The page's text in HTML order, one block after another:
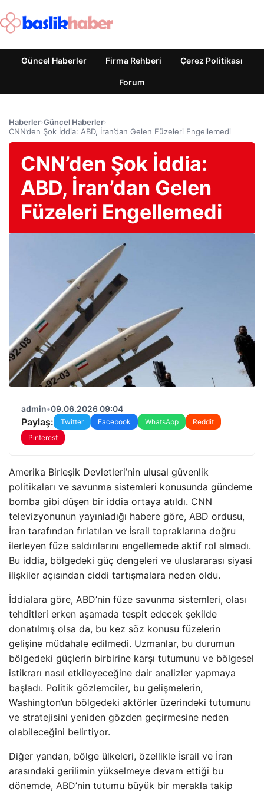
Güncel Haberler Firma Rehberi Çerez Politikası
Forum
Haberler›Güncel Haberler›
CNN’den Şok İddia: ABD, İran’dan Gelen Füzeleri Engellemedi
CNN’den Şok İddia:
ABD, İran’dan Gelen
Füzeleri Engellemedi
admin•09.06.2026 09:04
Paylaş: Twitter Facebook WhatsApp
Reddit
Pinterest
Amerika Birleşik Devletleri’nin ulusal güvenlik
politikaları ve savunma sistemleri konusunda gündeme
bomba gibi düşen bir iddia ortaya atıldı. CNN
televizyonunun yayınladığı habere göre, ABD ordusu,
İran tarafından fırlatılan ve İsrail topraklarına doğru
ilerleyen füze saldırılarını engellemede aktif rol almadı.
Bu iddia, bölgedeki güç dengeleri ve uluslararası siyasi
ilişkiler açısından ciddi tartışmalara neden oldu.
İddialara göre, ABD’nin füze savunma sistemleri, olası
tehditleri erken aşamada tespit edecek şekilde
donatılmış olsa da, bu kez söz konusu füzelerin
gelişine müdahale edilmedi. Uzmanlar, bu durumun
bölgedeki güçlerin birbirine karşı tutumunu ve bölgesel
istikrarı nasıl etkileyeceğine dair analizler yapmaya
başladı. Politik gözlemciler, bu gelişmelerin,
Washington’un bölgedeki aktörler üzerindeki tutumunu
ve stratejisini yeniden gözden geçirmesine neden
olabileceğini belirtiyor.
Diğer yandan, bölge ülkeleri, özellikle İsrail ve İran
arasındaki gerilimin yükselmeye devam ettiği bu
dönemde, ABD’nin tutumu büyük bir merakla takip